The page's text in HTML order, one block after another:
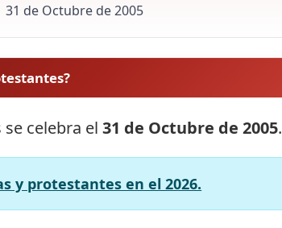
31 de Octubre de 2005
se celebra el31 de Octubre de 2005.
y protestantes en el 2026.